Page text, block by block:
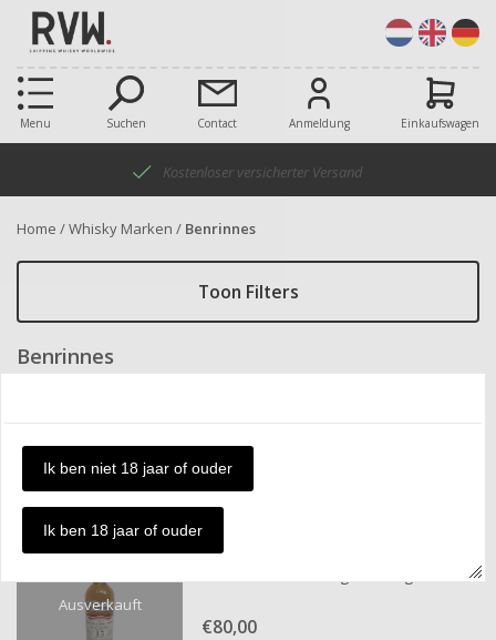
Menu Suchen Contact Anmeldung Einkaufswagen
Kostenloser versicherter Versand
Home /Whisky Marken / Benrinnes
Toon Filters
Benrinnes
Artikel: alle
Ausverkauft
€80,00
Ik ben niet 18 jaar of ouder
Ik ben 18 jaar of ouder